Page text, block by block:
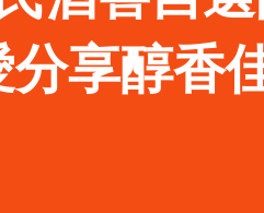
享醇香